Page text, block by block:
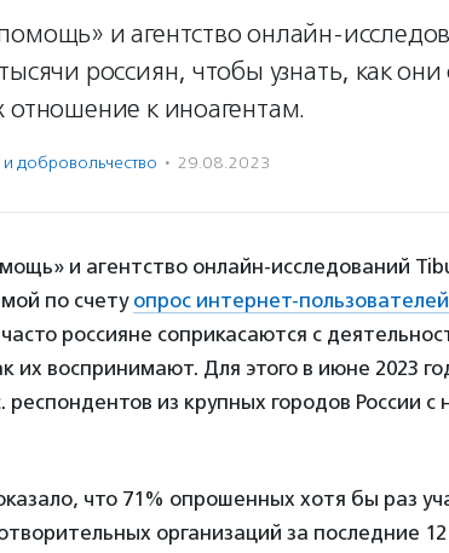
и агентство онлайн-
россиян, чтобы узнать, как они
отношение к иноагентам.
и доброволь­чест­во · 29.08.2023
и агентство онлайн-исследований
по счетуопрос интернет-пользователей
россияне соприкасаются с
их воспринимают. Для этого в июне 2023
респондентов из крупных городов России
что 71% опрошенных хотя бы раз
организаций за последние